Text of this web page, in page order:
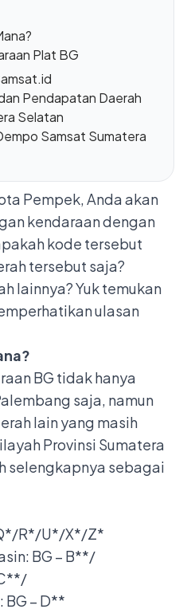
Plat BG
Pendapatan Daerah
Selatan
Samsat Sumatera
Pempek, Anda akan
kendaraan dengan
kode tersebut
tersebut saja?
lainnya? Yuk temukan
ulasan
BG tidak hanya
saja, namun
lain yang masih
Provinsi Sumatera
selengkapnya sebagai
R*/U*/X*/Z*
BG – B**/
BG – D**